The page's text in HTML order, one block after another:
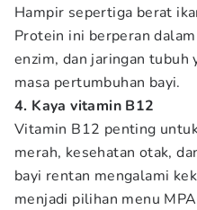
Hampir sepertiga berat
Protein ini berperan
enzim, dan jaringan tubuh
masa pertumbuhan bayi.
4. Kaya vitamin B12
Vitamin B12 penting
merah, kesehatan otak,
bayi rentan mengalami
menjadi pilihan menu